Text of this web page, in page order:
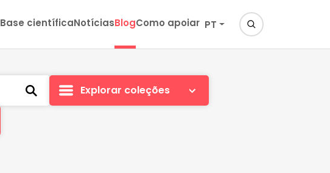
Base científicaNotíciasBlogComo apoiar PT
Explorar coleções